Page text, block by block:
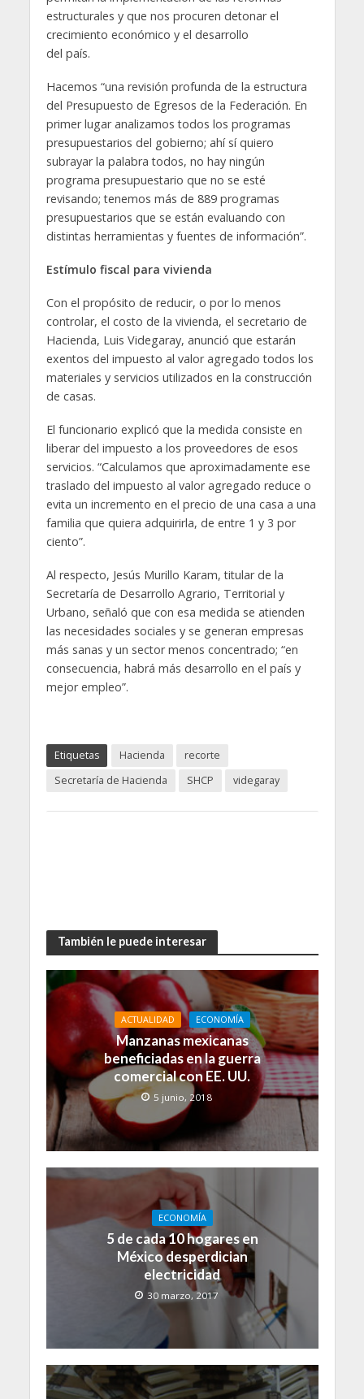
estructurales y que nos procuren detonar el
crecimiento económico y el desarrollo
del país.
Hacemos “una revisión profunda de la estructura
del Presupuesto de Egresos de la Federación. En
primer lugar analizamos todos los programas
presupuestarios del gobierno; ahí sí quiero
subrayar la palabra todos, no hay ningún
programa presupuestario que no se esté
revisando; tenemos más de 889 programas
presupuestarios que se están evaluando con
distintas herramientas y fuentes de información”.
Estímulo fiscal para vivienda
Con el propósito de reducir, o por lo menos
controlar, el costo de la vivienda, el secretario de
Hacienda, Luis Videgaray, anunció que estarán
exentos del impuesto al valor agregado todos los
materiales y servicios utilizados en la construcción
de casas.
El funcionario explicó que la medida consiste en
liberar del impuesto a los proveedores de esos
servicios. “Calculamos que aproximadamente ese
traslado del impuesto al valor agregado reduce o
evita un incremento en el precio de una casa a una
familia que quiera adquirirla, de entre 1 y 3 por
ciento”.
Al respecto, Jesús Murillo Karam, titular de la
Secretaría de Desarrollo Agrario, Territorial y
Urbano, señaló que con esa medida se atienden
las necesidades sociales y se generan empresas
más sanas y un sector menos concentrado; “en
consecuencia, habrá más desarrollo en el país y
mejor empleo”.
Etiquetas Hacienda
recorte
Secretaría de Hacienda
SHCP videgaray
También le puede interesar
ACTUALIDAD ECONOMÍA
Manzanas mexicanas
beneficiadas en la guerra
comercial con EE. UU.
5 junio, 2018
ECONOMÍA
5 de cada 10 hogares en
México desperdician
electricidad
30 marzo, 2017